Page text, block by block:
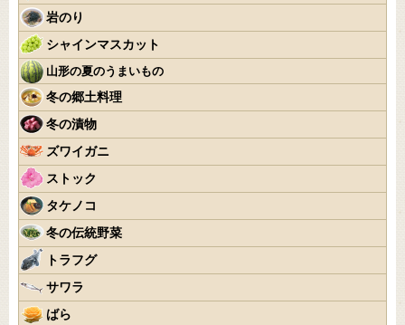
岩のり
シャインマスカット
山形の夏のうまいもの
冬の郷土料理
冬の漬物
ズワイガニ
ストック
タケノコ
冬の伝統野菜
トラフグ
サワラ
ばら